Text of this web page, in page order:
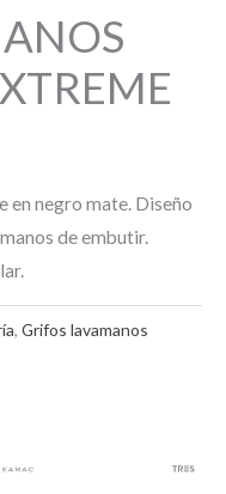
en negro mate. Diseño
de embutir.
, Grifos lavamanos